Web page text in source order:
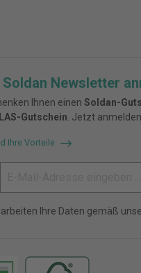
Soldan Newsletter
Ihnen einen Soldan-
Gutschein . Jetzt
Ihre Vorteile
Ihre Daten gemäß